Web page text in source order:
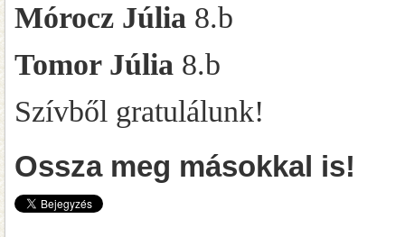
Mórocz Júlia 8.b
Tomor Júlia 8.b
Szívből gratulálunk!
Ossza meg másokkal is!